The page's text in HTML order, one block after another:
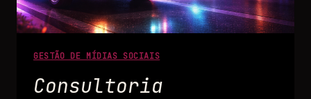
GESTÃO DE MÍDIAS SOCIAIS
Consultoria